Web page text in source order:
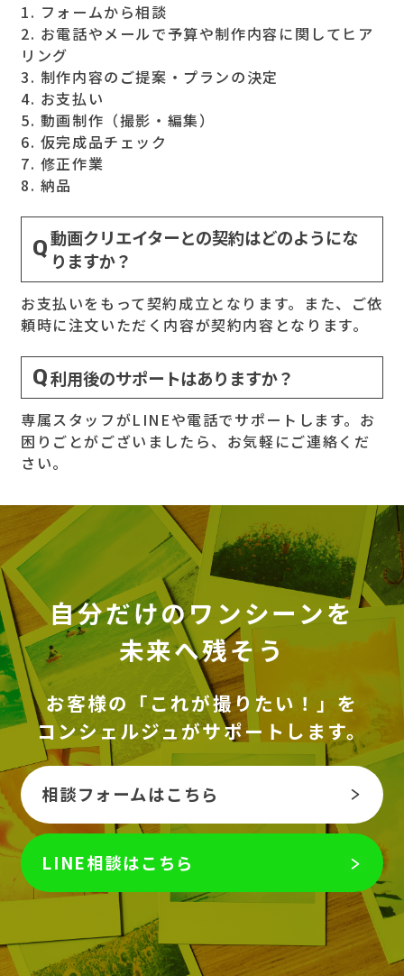
1. フォームから相談
2. お電話やメールで予算や制作内容に関してヒア
リング
3. 制作内容のご提案・プランの決定
4. お支払い
5. 動画制作（撮影・編集）
6. 仮完成品チェック
7. 修正作業
8. 納品
動画クリエイターとの契約はどのようにな
りますか？
お支払いをもって契約成立となります。また、ご依
頼時に注文いただく内容が契約内容となります。
利用後のサポートはありますか？
専属スタッフがLINEや電話でサポートします。お
困りごとがございましたら、お気軽にご連絡くだ
さい。
自分だけのワンシーンを
未来へ残そう
お客様の「これが撮りたい！」を
コンシェルジュがサポートします。
相談フォームはこちら
LINE相談はこちら